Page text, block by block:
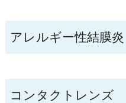
アレルギー性結膜炎
コンタクトレンズ